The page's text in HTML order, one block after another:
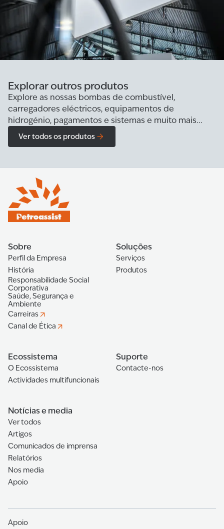
Explorar outros produtos
Explore as nossas bombas de combustível,
carregadores eléctricos, equipamentos de
hidrogénio, pagamentos e sistemas e muito mais...
Ver todos os produtos
Sobre
Perfil da Empresa
História
Responsabilidade Social
Corporativa
Saúde, Segurança e
Ambiente
Carreiras
Canal de Ética
Soluções
Serviços
Produtos
Ecossistema
O Ecossistema
Actividades multifuncionais
Suporte
Contacte-nos
Notícias e media
Ver todos
Artigos
Comunicados de imprensa
Relatórios
Nos media
Apoio
Apoio